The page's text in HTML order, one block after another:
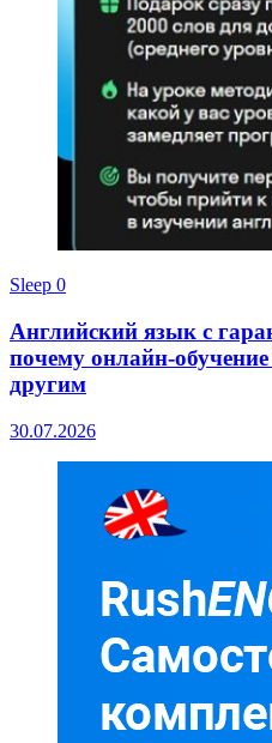
Sleep 0
Английский язык с
почему онлайн-
другим
30.07.2026